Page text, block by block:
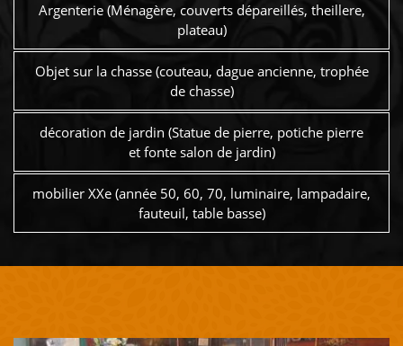
Argenterie (Ménagère, couverts dépareillés, theillere,
plateau)
Objet sur la chasse (couteau, dague ancienne, trophée
de chasse)
décoration de jardin (Statue de pierre, potiche pierre
et fonte salon de jardin)
mobilier XXe (année 50, 60, 70, luminaire, lampadaire,
fauteuil, table basse)